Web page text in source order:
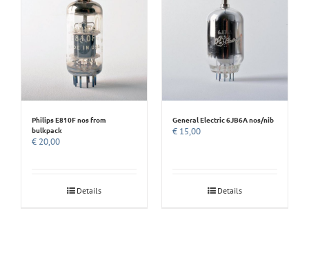
Philips E810F nos from
bulkpack
€ 20,00
Details
General Electric 6JB6A nos/nib
€ 15,00
Details